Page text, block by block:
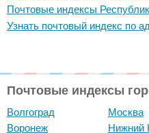
Почтовые индексы
Узнать почтовый индекс по
Почтовые индексы
Волгоград
Воронеж
Москва
Нижний